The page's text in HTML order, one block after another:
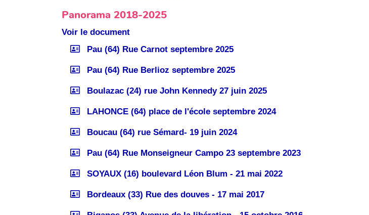
Panorama 2018-2025
Voir le document
Pau (64) Rue Carnot septembre 2025
Pau (64) Rue Berlioz septembre 2025
Boulazac (24) rue John Kennedy 27 juin 2025
LAHONCE (64) place de l'école septembre 2024
Boucau (64) rue Sémard- 19 juin 2024
Pau (64) Rue Monseigneur Campo 23 septembre 2023
SOYAUX (16) boulevard Léon Blum - 21 mai 2022
Bordeaux (33) Rue des douves - 17 mai 2017